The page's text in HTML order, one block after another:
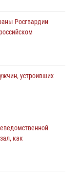
Росгвардии
устроивших
дебош
как